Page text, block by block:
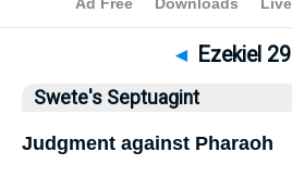
Bible>LXX > Ezekiel 29
◄ Ezekiel 29
Swete's Septuagint
Judgment against Pharaoh